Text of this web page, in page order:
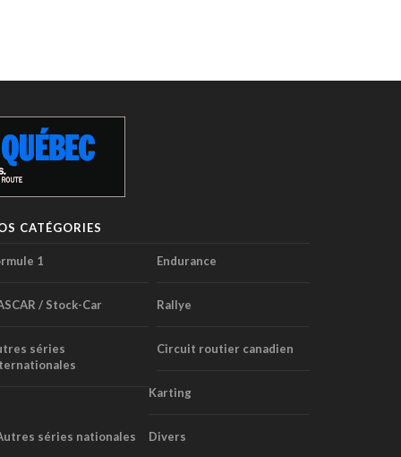
CATÉGORIES
1 Endurance
/ Stock-Car Rallye
séries
Circuit routier canadien
Karting
séries nationales Divers